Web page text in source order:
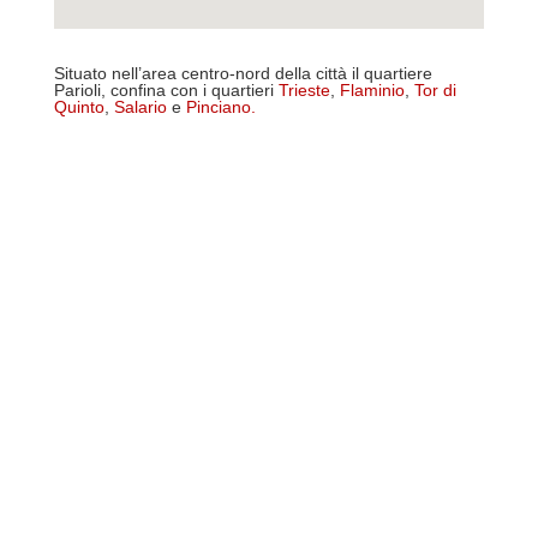
Situato nell’area centro-nord della città il quartiere
Parioli, confina con i quartieri Trieste, Flaminio, Tor di
Quinto, Salarioe Pinciano.